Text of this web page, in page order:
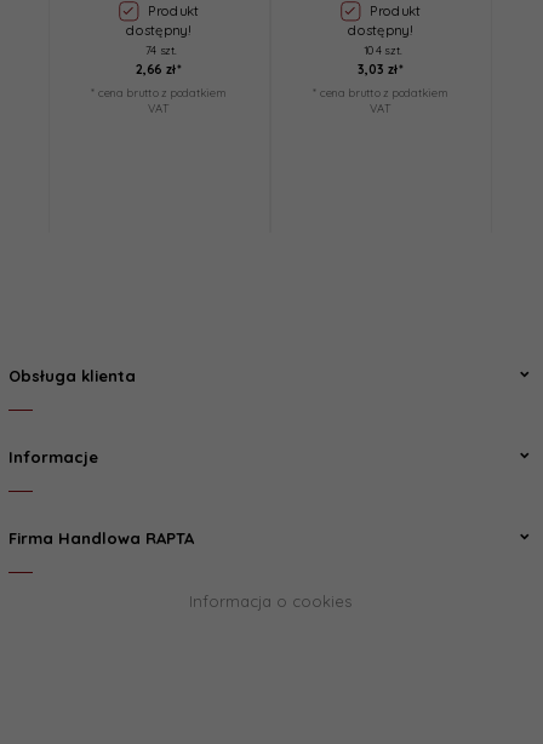
Produkt
dostępny!
74 szt.
2,66 zł*
* cena brutto z podatkiem
VAT
Produkt
dostępny!
104 szt.
3,03 zł*
* cena brutto z podatkiem
VAT
Obsługa klienta
Informacje
Firma Handlowa RAPTA
Informacja o cookies